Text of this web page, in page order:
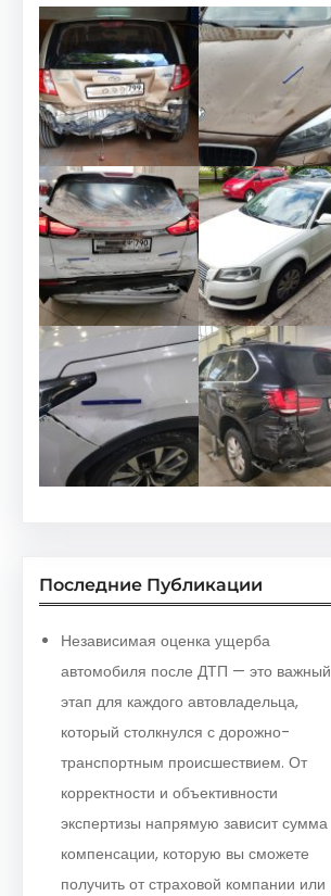
Последние Публикации
Независимая оценка ущерба
автомобиля после ДТП — это важный
этап для каждого автовладельца,
который столкнулся с дорожно-
транспортным происшествием. От
корректности и объективности
экспертизы напрямую зависит сумма
компенсации, которую вы сможете
получить от страховой компании или